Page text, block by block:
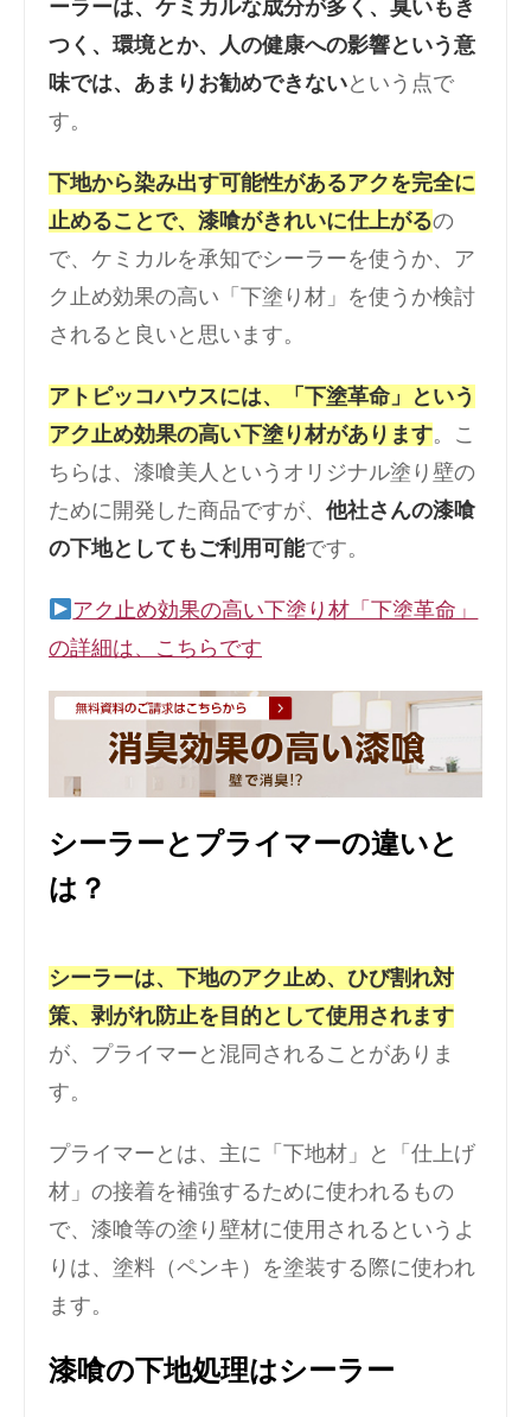
ーラーは、ケミカルな成分が多く、臭いもき
つく、環境とか、人の健康への影響という意
味では、あまりお勧めできないという点で
す。
下地から染み出す可能性があるアクを完全に
止めることで、漆喰がきれいに仕上がるの
で、ケミカルを承知でシーラーを使うか、ア
ク止め効果の高い「下塗り材」を使うか検討
されると良いと思います。
アトピッコハウスには、「下塗革命」という
アク止め効果の高い下塗り材があります。こ
ちらは、漆喰美人というオリジナル塗り壁の
ために開発した商品ですが、 他社さんの漆喰
の下地としてもご利用可能です。
アク止め効果の高い下塗り材「下塗革命」
の詳細は、こちらです
シーラーとプライマーの違いと
は？
シーラーは、下地のアク止め、ひび割れ対
策、剥がれ防止を目的として使用されます
が、プライマーと混同されることがありま
す。
プライマーとは、主に「下地材」と「仕上げ
材」の接着を補強するために使われるもの
で、漆喰等の塗り壁材に使用されるというよ
りは、塗料（ペンキ）を塗装する際に使われ
ます。
漆喰の下地処理はシーラー